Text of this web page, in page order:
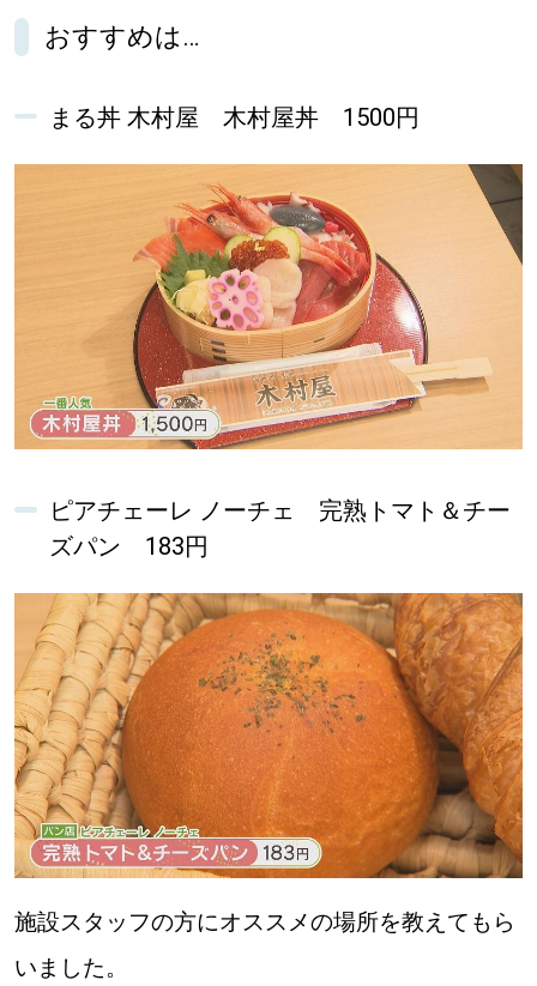
おすすめは…
まる丼 木村屋 木村屋丼 1500円
ピアチェーレ ノーチェ 完熟トマト＆チー
ズパン 183円
施設スタッフの方にオススメの場所を教えてもら
いました。